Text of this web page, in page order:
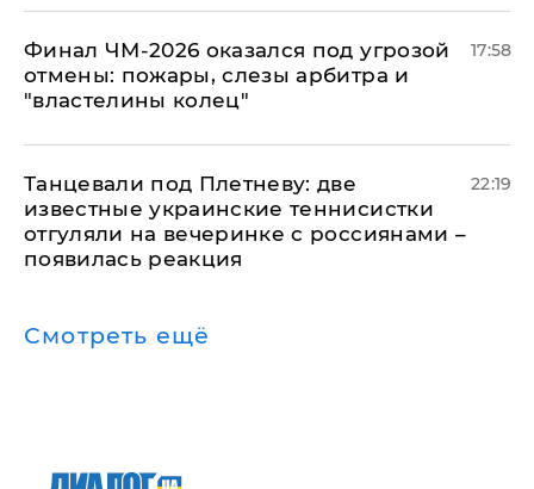
Финал ЧМ-2026 оказался под угрозой
отмены: пожары, слезы арбитра и
"властелины колец"
17:58
Танцевали под Плетневу: две
известные украинские теннисистки
отгуляли на вечеринке с россиянами –
появилась реакция
22:19
Смотреть ещё